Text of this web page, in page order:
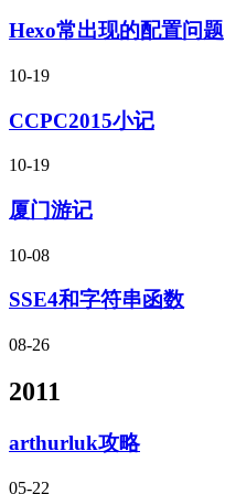
Hexo常出现的配置问题
10-19
CCPC2015小记
10-19
厦门游记
10-08
SSE4和字符串函数
08-26
2011
arthurluk攻略
05-22